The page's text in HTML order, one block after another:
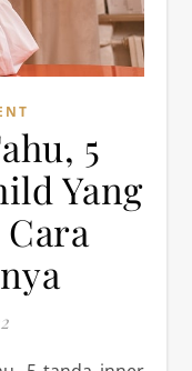
5
Yang